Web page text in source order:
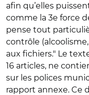
afin qu’elles
comme la 3e force
pense tout
contrôle
aux fichiers." Le
16 articles, ne
sur les polices
rapport annexe. Ce